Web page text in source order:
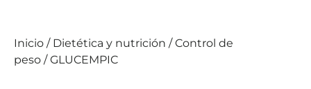
Inicio / Dietética y nutrición /Control de
peso / GLUCEMPIC